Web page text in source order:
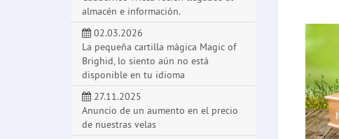
almacén e información.
02.03.2026
La pequeña cartilla mágica Magic of
Brighid, lo siento aún no está
disponible en tu idioma
27.11.2025
Anuncio de un aumento en el precio
de nuestras velas